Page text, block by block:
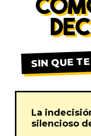
PRODUCTOS
TRABAJA
SIN QUE
La
silencioso